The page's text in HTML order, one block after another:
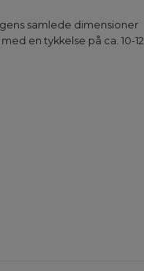
samlede dimensioner
en tykkelse på ca. 10-12